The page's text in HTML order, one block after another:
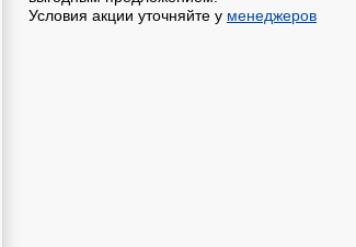
Условия акции уточняйте у менеджеров